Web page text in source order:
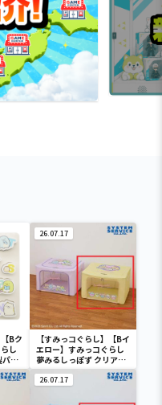
Bク
し
パズ
26.07.17
【すみっコぐらし】【Bイ
エロー】すみっコぐらし
夢みるしっぽず クリア窓
付き収納ボックス
26.07.17